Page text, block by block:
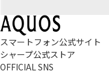
スマートフォン公式サイト
シャープ公式ストア
OFFICIAL SNS